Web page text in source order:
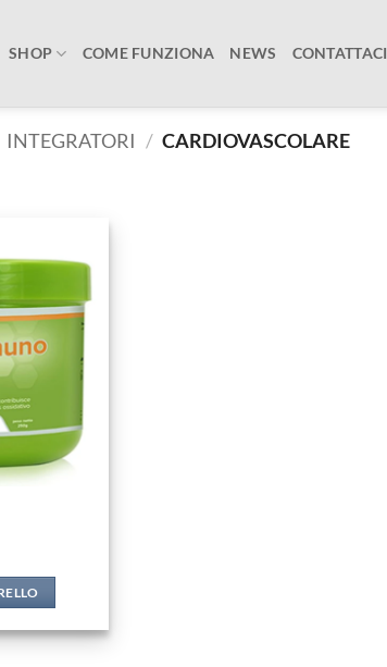
SHOP COME FUNZIONA NEWS CONTATTACI
INTEGRATORI / CARDIOVASCOLARE